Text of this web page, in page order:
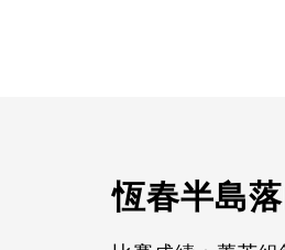
恆春半島